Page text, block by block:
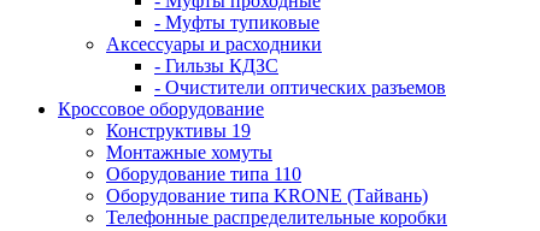
- Муфты тупиковые
Аксессуары и расходники
- Гильзы КДЗС
- Очистители оптических разъемов
Кроссовое оборудование
Конструктивы 19
Монтажные хомуты
Оборудование типа 110
Оборудование типа KRONE (Тайвань)
Телефонные распределительные коробки